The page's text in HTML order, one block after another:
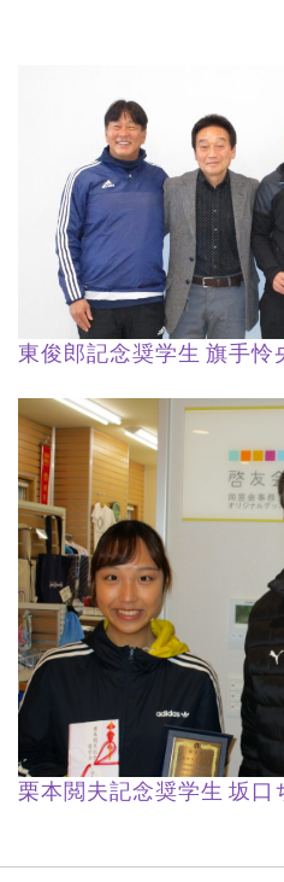
東俊郎記念奨学生 旗手怜
栗本閲夫記念奨学生 坂口